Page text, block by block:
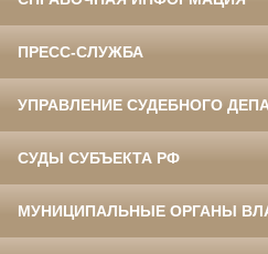
ПРЕСС-СЛУЖБА
УПРАВЛЕНИЕ СУДЕБНОГО
СУДЫ СУБЪЕКТА РФ
МУНИЦИПАЛЬНЫЕ ОРГАНЫ